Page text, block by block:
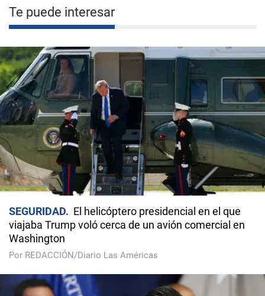
Te puede interesar
SEGURIDAD
El helicóptero presidencial en el que
viajaba Trump voló cerca de un avión comercial en
Washington
Por REDACCIÓN/Diario Las Américas